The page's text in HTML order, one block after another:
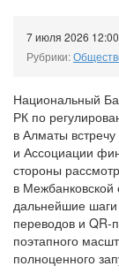
7 июля 2026 12:00
Рубрики:
Национальный
РК по
в Алматы
и Ассоциации
стороны
в
дальнейшие
переводов и
поэтапного
полноценного